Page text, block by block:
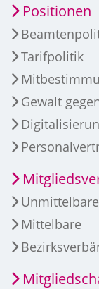
Positionen
Tarifpolitik
Gewalt
Unmittelbare
Mittelbare